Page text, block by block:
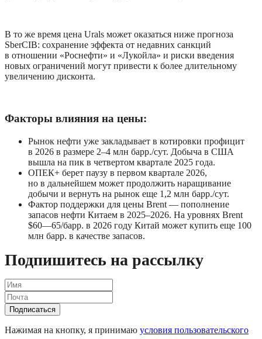
В то же время цена Urals может оказаться ниже прогноза
SberCIB: сохранение эффекта от недавних санкций
в отношении «Роснефти» и «Лукойла» и риски введения
новых ограничений могут привести к более длительному
увеличению дисконта.
Факторы влияния на цены:
Рынок нефти уже закладывает в котировки профицит
в 2026 в размере 2–4 млн барр./сут. Добыча в США
вышла на пик в четвертом квартале 2025 года.
ОПЕК+ берет паузу в первом квартале 2026,
но в дальнейшем может продолжить наращивание
добычи и вернуть на рынок еще 1,2 млн барр./сут.
Фактор поддержки для цены Brent — пополнение
запасов нефти Китаем в 2025–2026. На уровнях Brent
$60—65/барр. в 2026 году Китай может купить еще 100
млн барр. в качестве запасов.
Подпишитесь на рассылку
Подписаться
Нажимая на кнопку, я принимаю условия пользовательского